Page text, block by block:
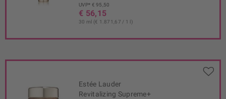
UVP* € 95,50
€ 56,15
30 ml (€ 1.871,67 / 1 l)
Estée Lauder
Revitalizing Supreme+